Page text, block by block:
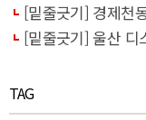
[밑줄긋기] 경제천
[밑줄긋기] 울산 디
TAG